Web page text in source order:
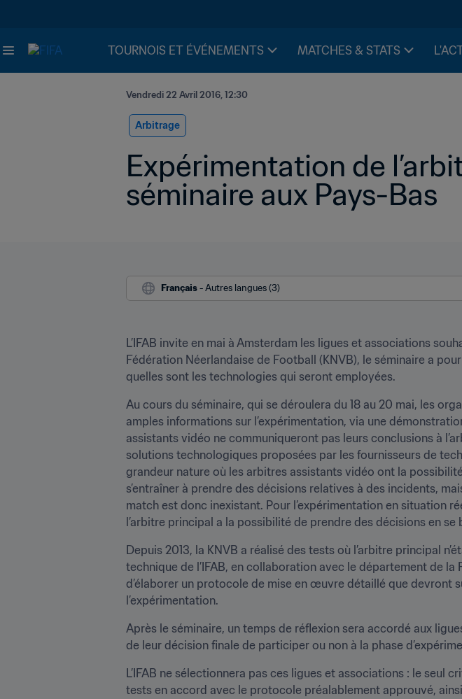
TOURNOIS ET ÉVÉNEMENTS MATCHES & STATS
Vendredi 22 Avril 2016, 12:30
Arbitrage
Expérimentation de
séminaire aux Pays-Bas
Français - Autres langues (3)
L’IFAB invite en mai à Amsterdam les ligues et associations
Fédération Néerlandaise de Football (KNVB), le séminaire a
quelles sont les technologies qui seront employées.
Au cours du séminaire, qui se déroulera du 18 au 20 mai, les
amples informations sur l’expérimentation, via une
assistants vidéo ne communiqueront pas leurs conclusions à
solutions technologiques proposées par les fournisseurs de
grandeur nature où les arbitres assistants vidéo ont la
s’entraîner à prendre des décisions relatives à des incidents,
match est donc inexistant. Pour l’expérimentation en situation
l’arbitre principal a la possibilité de prendre des décisions en
Depuis 2013, la KNVB a réalisé des tests où l’arbitre principal
technique de l’IFAB, en collaboration avec le département de
d’élaborer un protocole de mise en œuvre détaillé que devront
l’expérimentation.
Après le séminaire, un temps de réflexion sera accordé aux
de leur décision finale de participer ou non à la phase
L’IFAB ne sélectionnera pas ces ligues et associations : le
tests en accord avec le protocole préalablement approuvé,